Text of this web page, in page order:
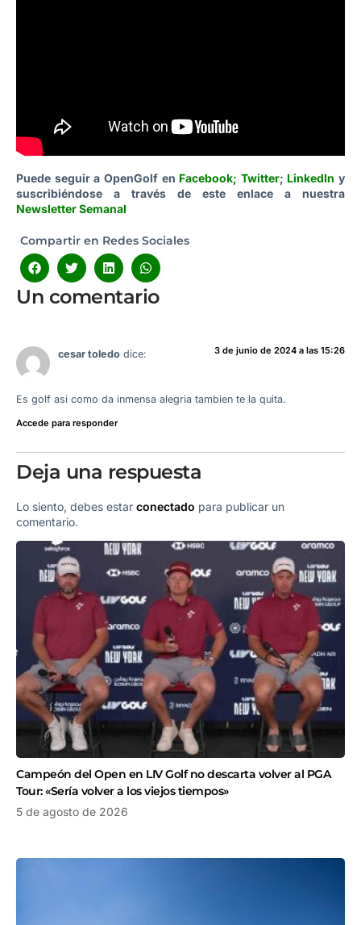
Puede seguir a OpenGolf en Facebook; Twitter; LinkedIn y
suscribiéndose a través de este enlace a nuestra
Newsletter Semanal
Compartir en Redes Sociales
Un comentario
cesar toledo dice: 3 de junio de 2024 a las 15:26
Es golf asi como da inmensa alegria tambien te la quita.
Accede para responder
Deja una respuesta
Lo siento, debes estar conectado para publicar un
comentario.
Campeón del Open en LIV Golf no descarta volver al PGA
Tour: «Sería volver a los viejos tiempos»
5 de agosto de 2026